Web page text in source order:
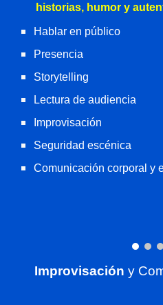
historias, humor y
Hablar en público
Presencia
Storytelling
Lectura de audiencia
Improvisación
Seguridad escénica
Comunicación corporal y
Improvisación y